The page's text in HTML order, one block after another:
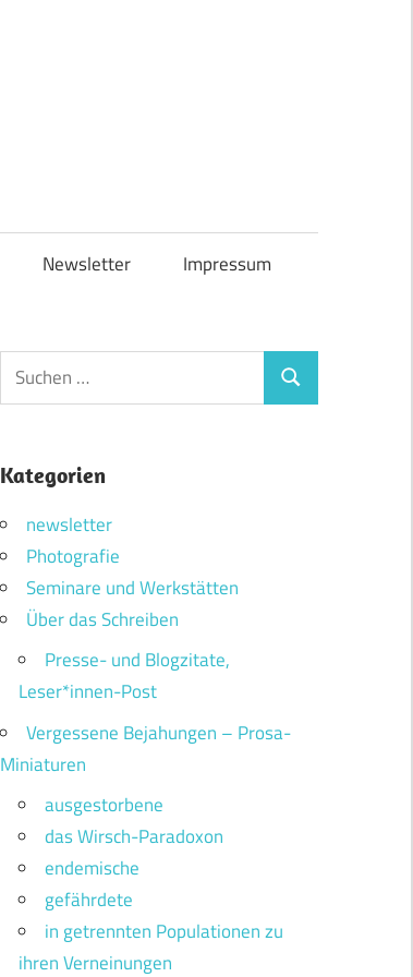
Newsletter Impressum
Suchen
nach:
Suchen
Kategorien
newsletter
Photografie
Seminare und Werkstätten
Über das Schreiben
Presse- und Blogzitate,
Leser*innen-Post
Vergessene Bejahungen – Prosa-
Miniaturen
ausgestorbene
das Wirsch-Paradoxon
endemische
gefährdete
in getrennten Populationen zu
ihren Verneinungen